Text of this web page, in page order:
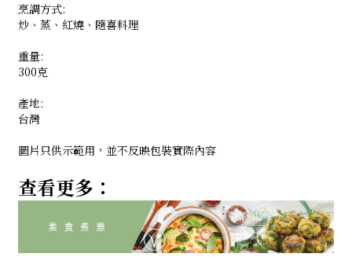
烹調方式:
炒、蒸、紅燒、隨喜料理
重量:
300克
產地:
台灣
圖片只供示範用，並不反映包裝實際內容
查看更多：